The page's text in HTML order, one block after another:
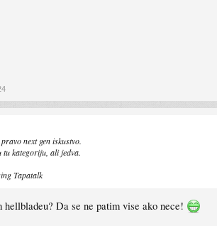
next gen iskustvo.
kategoriju, ali jedva.
Tapatalk
Da se ne patim vise ako nece!